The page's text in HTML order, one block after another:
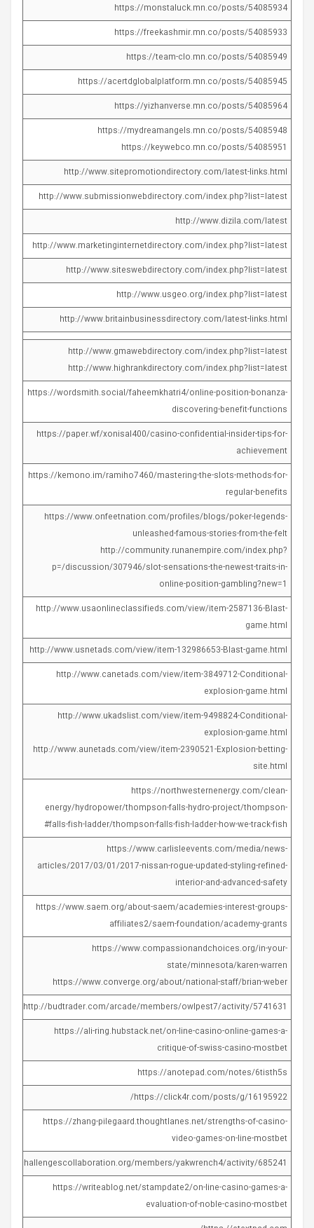
https://monstaluck.mn.co/posts/54085934
https://freekashmir.mn.co/posts/54085933
https://team-clo.mn.co/posts/54085949
https://acertdglobalplatform.mn.co/posts/54085945
https://yizhanverse.mn.co/posts/54085964
https://mydreamangels.mn.co/posts/54085948
https://keywebco.mn.co/posts/54085951
http://www.sitepromotiondirectory.com/latest-links.html
http://www.submissionwebdirectory.com/index.php?list=latest
http://www.dizila.com/latest
http://www.marketinginternetdirectory.com/index.php?list=latest
http://www.siteswebdirectory.com/index.php?list=latest
http://www.usgeo.org/index.php?list=latest
http://www.britainbusinessdirectory.com/latest-links.html
http://www.gmawebdirectory.com/index.php?list=latest
http://www.highrankdirectory.com/index.php?list=latest
https://wordsmith.social/faheemkhatri4/online-position-bonanza-
discovering-benefit-functions
https://paper.wf/xonisal400/casino-confidential-insider-tips-for-
achievement
https://kemono.im/ramiho7460/mastering-the-slots-methods-for-
regular-benefits
https://www.onfeetnation.com/profiles/blogs/poker-legends-
unleashed-famous-stories-from-the-felt
http://community.runanempire.com/index.php?
p=/discussion/307946/slot-sensations-the-newest-traits-in-
online-position-gambling?new=1
http://www.usaonlineclassifieds.com/view/item-2587136-Blast-
game.html
http://www.usnetads.com/view/item-132986653-Blast-game.html
http://www.canetads.com/view/item-3849712-Conditional-
explosion-game.html
http://www.ukadslist.com/view/item-9498824-Conditional-
explosion-game.html
http://www.aunetads.com/view/item-2390521-Explosion-betting-
site.html
https://northwesternenergy.com/clean-
energy/hydropower/thompson-falls-hydro-project/thompson-
falls-fish-ladder/thompson-falls-fish-ladder-how-we-track-fish#
https://www.carlisleevents.com/media/news-
articles/2017/03/01/2017-nissan-rogue-updated-styling-refined-
interior-and-advanced-safety
https://www.saem.org/about-saem/academies-interest-groups-
affiliates2/saem-foundation/academy-grants
https://www.compassionandchoices.org/in-your-
state/minnesota/karen-warren
https://www.converge.org/about/national-staff/brian-weber
http://budtrader.com/arcade/members/owlpest7/activity/5741631/
https://ali-ring.hubstack.net/on-line-casino-online-games-a-
critique-of-swiss-casino-mostbet
https://anotepad.com/notes/6tisth5s
https://click4r.com/posts/g/16195922/
https://zhang-pilegaard.thoughtlanes.net/strengths-of-casino-
video-games-on-line-mostbet
members/yakwrench4/activity/685241/
https://writeablog.net/stampdate2/on-line-casino-games-a-
evaluation-of-noble-casino-mostbet